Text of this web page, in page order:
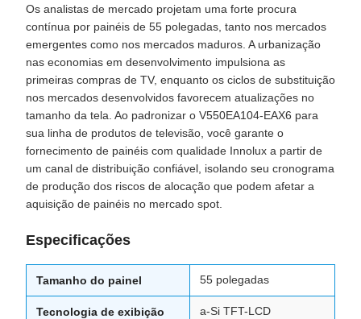
Os analistas de mercado projetam uma forte procura
contínua por painéis de 55 polegadas, tanto nos mercados
emergentes como nos mercados maduros. A urbanização
nas economias em desenvolvimento impulsiona as
primeiras compras de TV, enquanto os ciclos de substituição
nos mercados desenvolvidos favorecem atualizações no
tamanho da tela. Ao padronizar o V550EA104-EAX6 para
sua linha de produtos de televisão, você garante o
fornecimento de painéis com qualidade Innolux a partir de
um canal de distribuição confiável, isolando seu cronograma
de produção dos riscos de alocação que podem afetar a
aquisição de painéis no mercado spot.
Especificações
Tamanho do painel 55 polegadas
Tecnologia de exibição a-Si TFT-LCD